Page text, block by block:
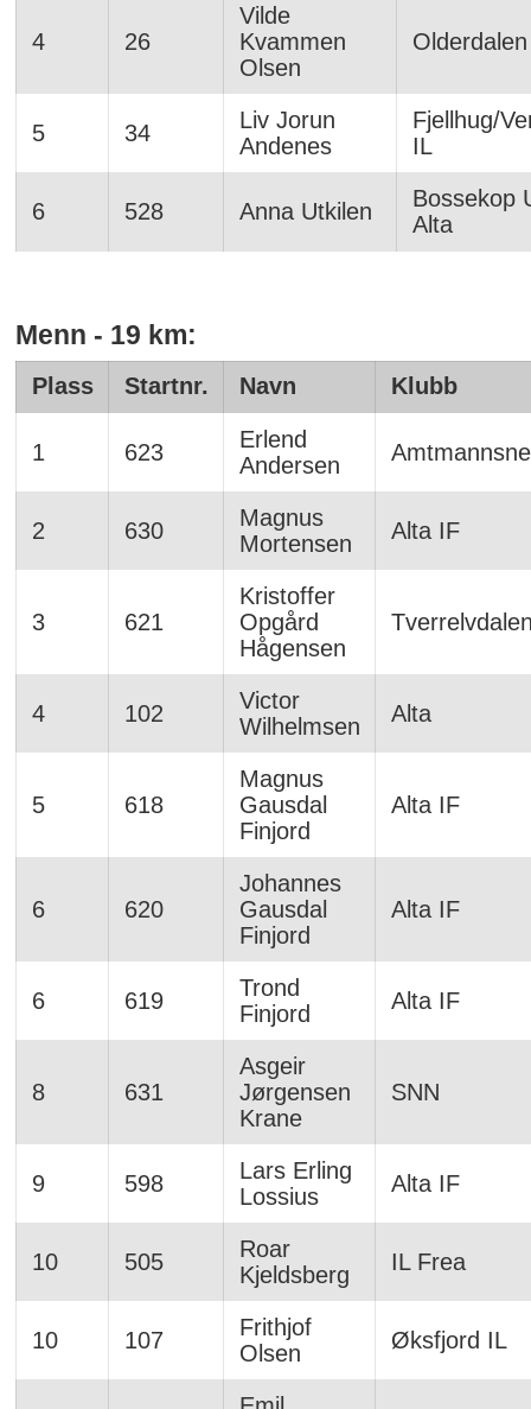
4 26
Vilde
Kvammen
Olsen
5 34
Liv Jorun
Andenes
Fjellhug/
IL
6 528 Anna Utkilen
Bossekop
Alta
Menn - 19 km:
Plass Startnr. Navn Klubb
1 623
Erlend
Andersen
2 630
Magnus
Mortensen
Alta IF
3 621
Kristoffer
Opgård
Hågensen
4 102
Victor
Wilhelmsen
Alta
5 618
Magnus
Gausdal
Finjord
Alta IF
6 620
Johannes
Gausdal
Finjord
Alta IF
6 619
Trond
Finjord
Alta IF
8 631
Asgeir
Jørgensen
Krane
SNN
9 598
Lars Erling
Lossius
Alta IF
10 505
Roar
Kjeldsberg
IL Frea
10 107
Frithjof
Olsen
Øksfjord IL